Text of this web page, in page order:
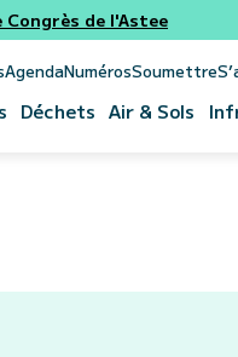
de l'Astee
AgendaNumérosSoumettre
Déchets Air & Sols